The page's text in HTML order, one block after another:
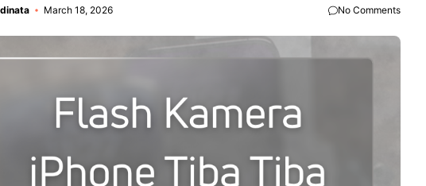
March 18, 2026 No Comments